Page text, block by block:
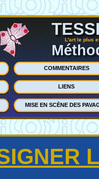
L'art le plus
COMMENTAIRES
LIENS
MISE EN SCÈNE DES